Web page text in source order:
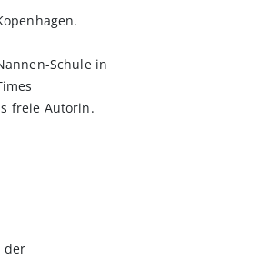
Schule in
freie Autorin.
der